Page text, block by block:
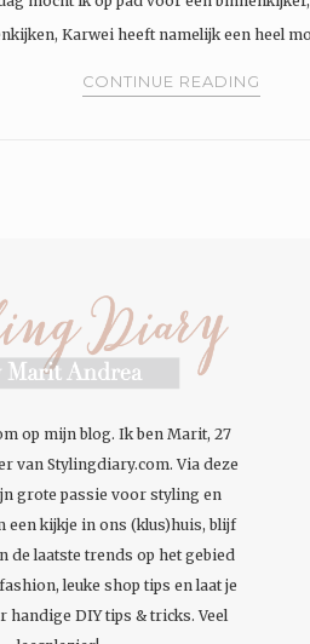
Karwei heeft namelijk een heel
CONTINUE READING
op mijn blog. Ik ben Marit, 27
van Stylingdiary.com. Via deze
grote passie voor styling en
een kijkje in ons (klus)huis, blijf
de laatste trends op het gebied
leuke shop tips en laat je
DIY tips & tricks. Veel